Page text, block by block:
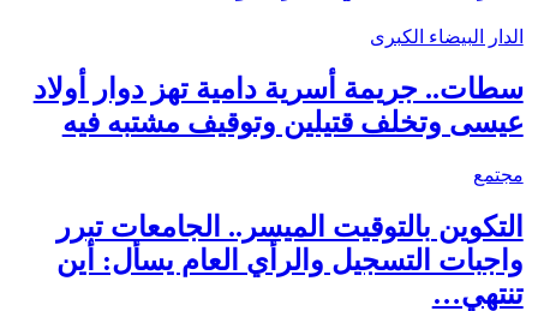
الدار البيضاء الكبرى
سطات.. جريمة أسرية دامية تهز دوار أولاد
عيسى وتخلف قتيلين وتوقيف مشتبه فيه
مجتمع
التكوين بالتوقيت الميسر.. الجامعات تبرر
واجبات التسجيل والرأي العام يسأل: أين
تنتهي…